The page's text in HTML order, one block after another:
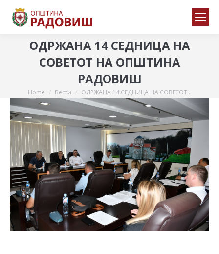
ОДРЖАНА 14 СЕДНИЦА НА
СОВЕТОТ НА ОПШТИНА
РАДОВИШ
You are here:
Home Вести ОДРЖАНА 14 СЕДНИЦА НА СОВЕТОТ…